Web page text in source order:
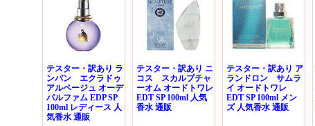
テスター・訳あり ラ
ンバン エクラドゥ
アルページュ オーデ
パルファム EDP SP
100ml レディース 人
気香水 通販
テスター・訳あり ニ
コス スカルプチャ
ーオム オードトワレ
EDT SP 100ml 人気
香水 通販
テスター・訳あり ア
ランドロン サムラ
イ オードトワレ
EDT SP 100ml メン
ズ 人気香水 通販